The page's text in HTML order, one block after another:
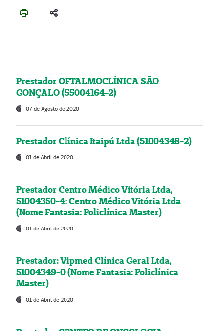
Prestador OFTALMOCLÍNICA SÃO
GONÇALO (55004164-2)
07 de Agosto de 2020
Prestador Clínica Itaipú Ltda (51004348-2)
01 de Abril de 2020
Prestador Centro Médico Vitória Ltda,
51004350-4: Centro Médico Vitória Ltda
(Nome Fantasia: Policlínica Master)
01 de Abril de 2020
Prestador: Vipmed Clínica Geral Ltda,
51004349-0 (Nome Fantasia: Policlínica
Master)
01 de Abril de 2020